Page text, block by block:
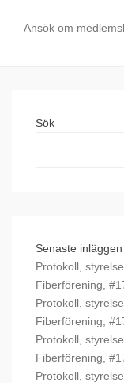
Ansök om
Sök
Senaste inläggen
Protokoll,
Fiberförening,
Protokoll,
Fiberförening,
Protokoll,
Fiberförening,
Protokoll,